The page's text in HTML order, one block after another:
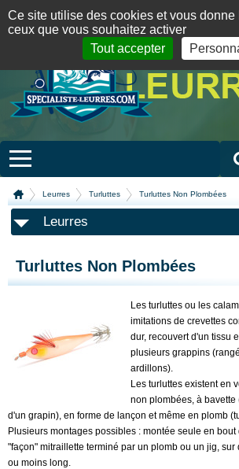
09 72 36 55 01 06 08 07 98 87 English
Leurres Turluttes Turluttes Non Plombées
Leurres
Turluttes Non Plombées
Les turluttes ou les
imitations de crevettes
dur, recouvert d'un tissu
plusieurs grappins
ardillons).
Les turluttes existent en
non plombées, à
d'un grapin), en forme de lançon et même en plomb
Plusieurs montages possibles : montée seule en
"façon" mitraillette terminé par un plomb ou un jig,
ou moins long.
Panneau de gestion des cookies
Ce site utilise des cookies et vous donne
ceux que vous souhaitez activer
Tout accepter